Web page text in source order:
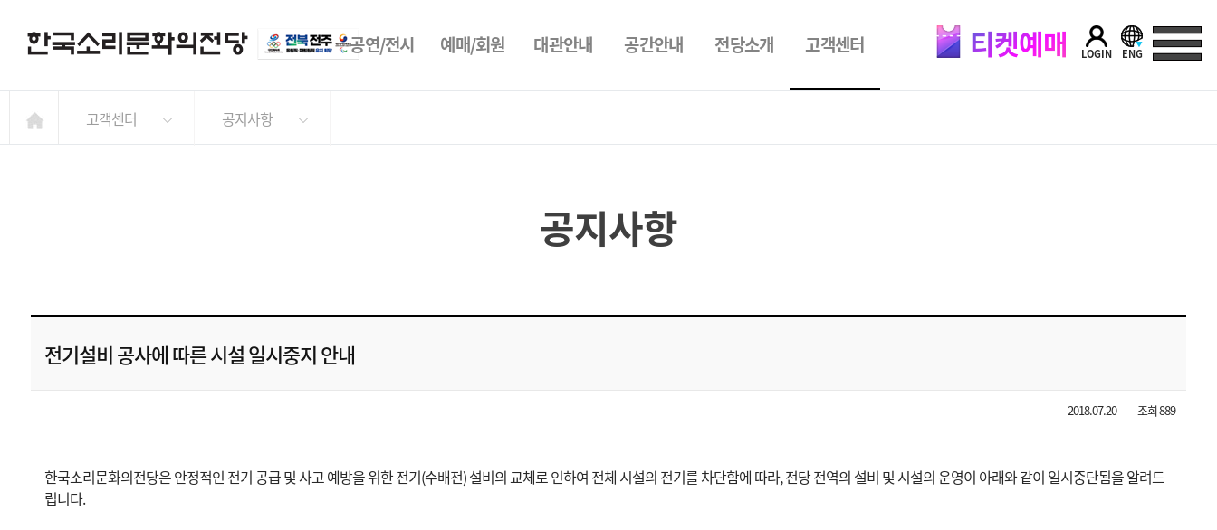
공연/전시 예매/회원 대관안내 공간안내 전당소개 고객센터 티켓예매 LOGIN ENG
고객센터 공지사항
공지사항
전기설비 공사에 따른 시설 일시중지 안내
2018.07.20 조회 889
한국소리문화의전당은 안정적인 전기 공급 및 사고 예방을 위한 전기(수배전) 설비의 교체로 인하여 전체 시설의 전기를 차단함에 따라, 전당 전역의 설비 및 시설의 운영이 아래와 같이 일시중단됨을 알려드
립니다.